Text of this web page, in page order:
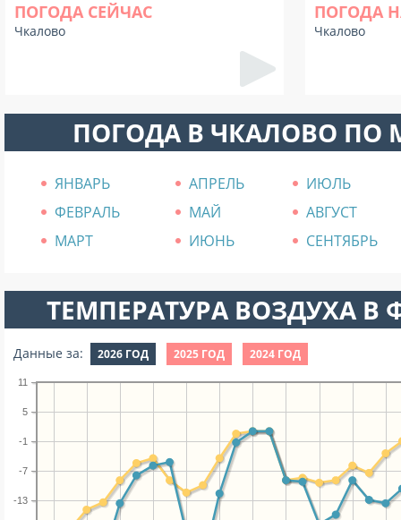
ПОГОДА СЕЙЧАС
Чкалово
ПОГОДА
Чкалово
ПОГОДА В ЧКАЛОВО ПО
ЯНВАРЬ АПРЕЛЬ
ИЮЛЬ
ФЕВРАЛЬ
МАЙ
АВГУСТ
МАРТ
ИЮНЬ СЕНТЯБРЬ
ТЕМПЕРАТУРА ВОЗДУХА В
Данные за: 2026 ГОД 2025 ГОД 2024 ГОД
-13
-7
-1
5
11